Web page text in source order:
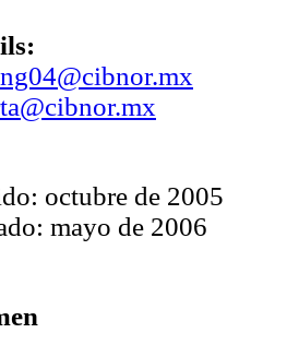
octubre de 2005
mayo de 2006